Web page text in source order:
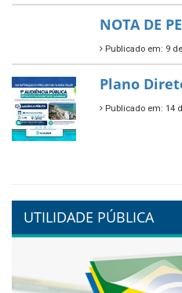
NOTA DE
Publicado em: 9
Plano
Publicado em: 14
UTILIDADE PÚBLICA